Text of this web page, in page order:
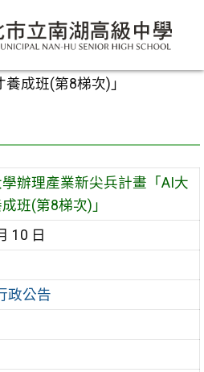
成班(第8梯次)」
辦理產業新尖兵計畫「AI大
班(第8梯次)」
10 日
政公告